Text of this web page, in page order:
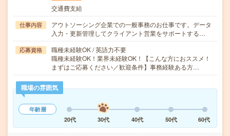
交通費支給
仕事内容
アウトソーシング企業での一般事務のお仕事です。データ
入力・更新管理してクライアント営業をサポートする…
応募資格
職種未経験OK / 英語力不要
職種未経験OK！業界未経験OK！【こんな方におススメ！
まずはご応募ください／歓迎条件】事務経験ある方…
職場の雰囲気
年齢層
20代
30代 40代 50代 60代